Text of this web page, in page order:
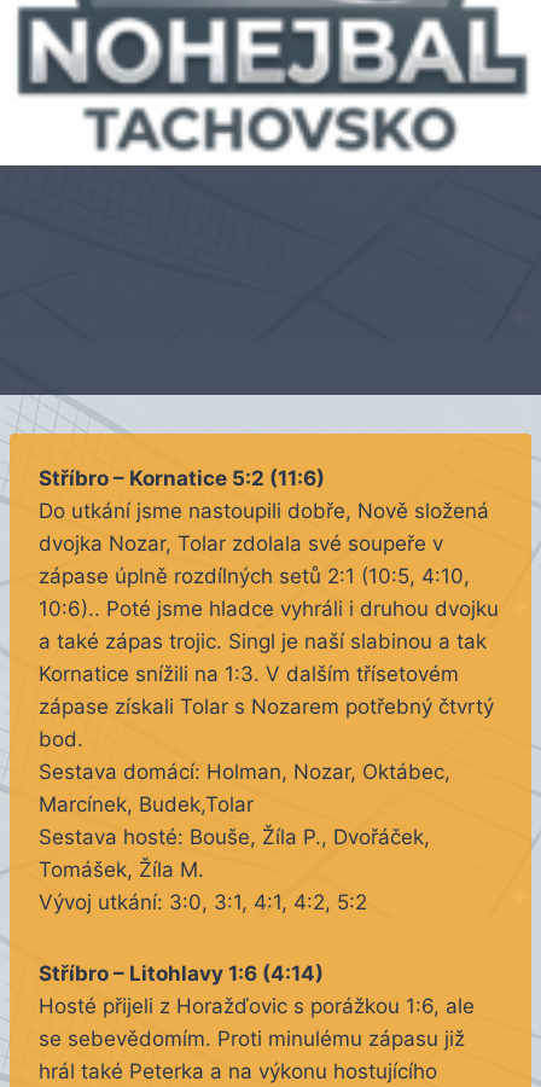
Stříbro – Kornatice 5:2 (11:6)
Do utkání jsme nastoupili dobře, Nově složená
dvojka Nozar, Tolar zdolala své soupeře v
zápase úplně rozdílných setů 2:1 (10:5, 4:10,
10:6).. Poté jsme hladce vyhráli i druhou dvojku
a také zápas trojic. Singl je naší slabinou a tak
Kornatice snížili na 1:3. V dalším třísetovém
zápase získali Tolar s Nozarem potřebný čtvrtý
bod.
Sestava domácí: Holman, Nozar, Oktábec,
Marcínek, Budek,Tolar
Sestava hosté: Bouše, Žíla P., Dvořáček,
Tomášek, Žíla M.
Vývoj utkání: 3:0, 3:1, 4:1, 4:2, 5:2
Stříbro – Litohlavy 1:6 (4:14)
Hosté přijeli z Horažďovic s porážkou 1:6, ale
se sebevědomím. Proti minulému zápasu již
hrál také Peterka a na výkonu hostujícího